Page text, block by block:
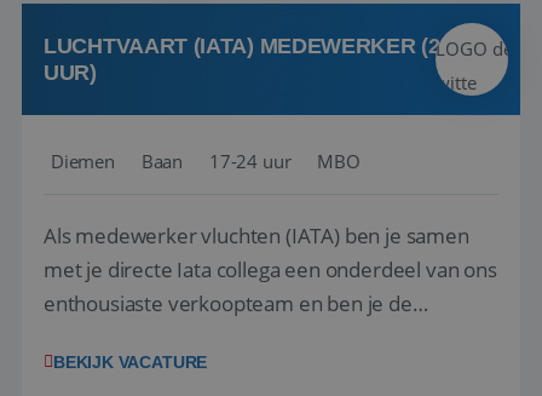
deze onderdelen zijn nu samen gevoegd...
LUCHTVAART (IATA) MEDEWERKER (24-32
UUR)
Diemen Baan 17-24 uur MBO
Als medewerker vluchten (IATA) ben je samen
met je directe Iata collega een onderdeel van ons
enthousiaste verkoopteam en ben je de
en tarieven waar je collega’s niet uitkomen.
BEKIJK VACATURE